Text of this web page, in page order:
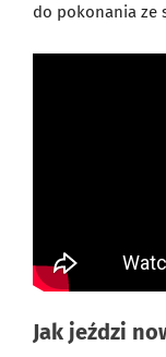
do pokonania ze
Jak jeździ